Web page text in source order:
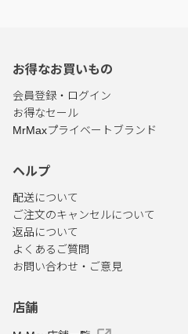
お得なお買いもの
会員登録・ログイン
お得なセール
MrMaxプライベートブランド
ヘルプ
配送について
ご注文のキャンセルについて
返品について
よくあるご質問
お問い合わせ・ご意見
店舗